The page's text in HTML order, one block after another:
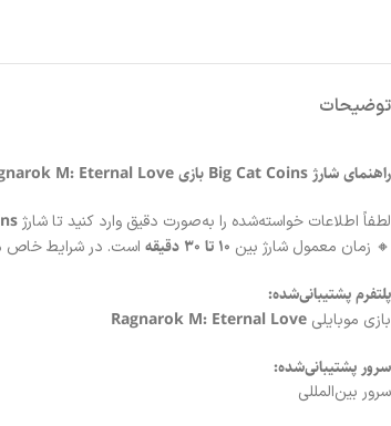
توضیحات
راهنمای شارژ Big Cat Coins بازی Ragnarok M: Eternal Love – از طریق واریا شاپ
لطفاً اطلاعات خواسته‌شده را به‌صورت دقیق وارد کنید تا شارژ
🔸 زمان معمول شارژ بین ۱۰ تا ۳۰ دقیقه است. در شرایط خاص
پلتفرم پشتیبانی‌شده:
بازی موبایلی Ragnarok M: Eternal Love
سرور پشتیبانی‌شده:
سرور بین‌المللی